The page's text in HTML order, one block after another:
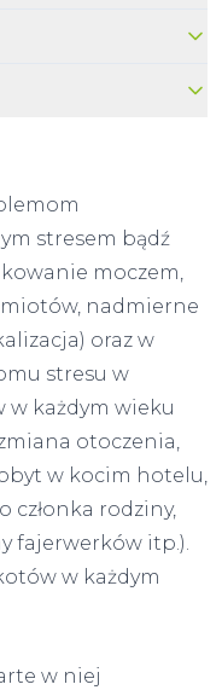
stresem bądź
moczem,
nadmierne
oraz w
stresu w
każdym wieku
otoczenia,
w kocim hotelu,
członka rodziny,
fajerwerków itp.).
w każdym
w niej